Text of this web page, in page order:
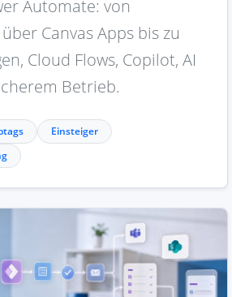
Automate: von
Canvas Apps bis zu
Cloud Flows, Copilot, AI
Betrieb.
Einsteiger